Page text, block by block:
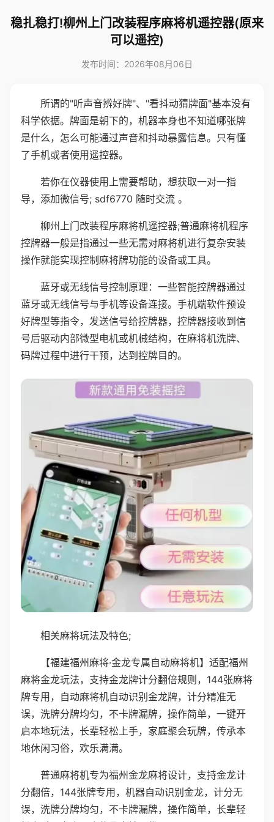
稳扎稳打!柳州上门改装程序麻将机遥控器(原来
可以遥控)
发布时间：2026年08月06日
所谓的"听声音辨好牌"、"看抖动猜牌面"基本没有
科学依据。牌面是朝下的，机器本身也不知道哪张牌
是什么，怎么可能通过声音和抖动暴露信息。只有懂
了手机或者使用遥控器。
若你在仪器使用上需要帮助，想获取一对一指
导，添加微信号; sdf6770 随时交流 。
柳州上门改装程序麻将机遥控器;普通麻将机程序
控牌器一般是指通过一些无需对麻将机进行复杂安装
操作就能实现控制麻将牌功能的设备或工具。
蓝牙或无线信号控制原理：一些智能控牌器通过
蓝牙或无线信号与手机等设备连接。手机端软件预设
好牌型等指令，发送信号给控牌器，控牌器接收到信
号后驱动内部微型电机或机械结构，在麻将机洗牌、
码牌过程中进行干预，达到控牌目的。
相关麻将玩法及特色;
【福建福州麻将·金龙专属自动麻将机】适配福州
麻将金龙玩法，支持金龙牌计分翻倍规则，144张麻将
牌专用，自动麻将机自动识别金龙牌，计分精准无
误，洗牌分牌均匀，不卡牌漏牌，操作简单，一键开
启本地玩法，长辈轻松上手，家庭聚会玩牌，传承本
地休闲习俗，欢乐满满。
普通麻将机专为福州金龙麻将设计，支持金龙计
分翻倍，144张牌专用，机器自动识别金龙，计分无
误，洗牌分牌均匀，不卡牌漏牌，操作简单，长辈轻